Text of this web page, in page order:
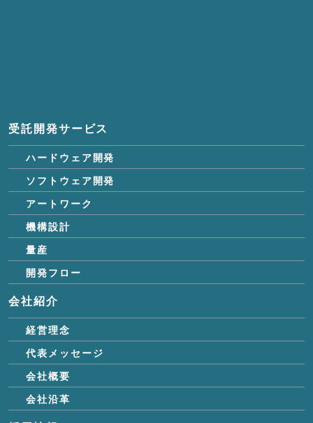
受託開発サービス
ハードウェア開発
ソフトウェア開発
アートワーク
機構設計
量産
開発フロー
会社紹介
経営理念
代表メッセージ
会社概要
会社沿革